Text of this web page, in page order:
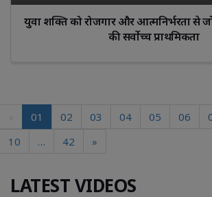
युवा शक्ति को रोजगार और आत्मनिर्भरता से
की सर्वोच्च प्राथमिकता
01 02 03 04 05 06
10
… 42 »
LATEST VIDEOS